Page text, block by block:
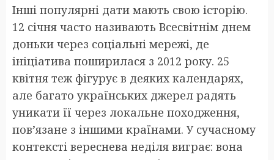
Інші популярні дати мають свою історію.
12 січня часто називають Всесвітнім днем
доньки через соціальні мережі, де
ініціатива поширилася з 2012 року. 25
квітня теж фігурує в деяких календарях,
але багато українських джерел радять
уникати її через локальне походження,
пов’язане з іншими країнами. У сучасному
контексті вереснева неділя виграє: вона